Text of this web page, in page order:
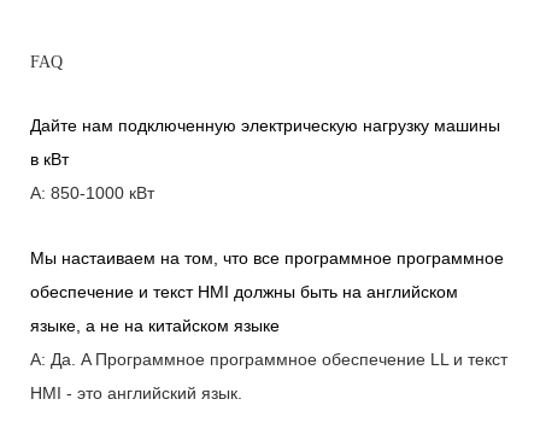
FAQ
Дайте нам подключенную электрическую нагрузку машины
в кВт
A: 850-1000 кВт
Мы настаиваем на том, что все программное программное
обеспечение и текст HMI должны быть на английском
языке, а не на китайском языке
A: Да. AПрограммное программное обеспечение LL и текст
HMI - это английский язык.